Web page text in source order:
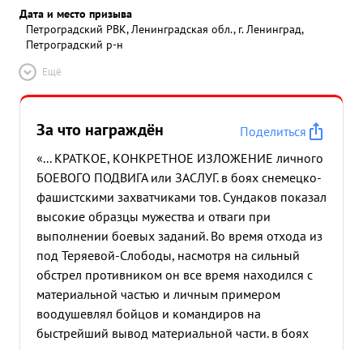
Дата и место призыва
Петроградский РВК, Ленинградская обл., г. Ленинград,
Петроградский р-н
Ещё
За что награждён
Поделиться
«... КРАТКОЕ, КОНКРЕТНОЕ ИЗЛОЖЕНИЕ личного
БОЕВОГО ПОДВИГА или ЗАСЛУГ. в боях снемецко-
фашистскими захватчиками тов. Сундаков показал
высокие образцы мужества и отваги при
выполнении боевых заданий. Во время отхода из
под Теряевой-Слободы, насмотря на сильный
обстрел противником он все время находился с
материальной частью и личным примером
воодушевлял бойцов и командиров на
быстрейший вывод материальной части. в боях